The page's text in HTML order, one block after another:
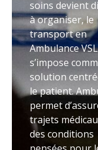
soins devient
à organiser, le
transport en
Ambulance VSL
s’impose
solution
le patient.
permet
trajets
des conditions